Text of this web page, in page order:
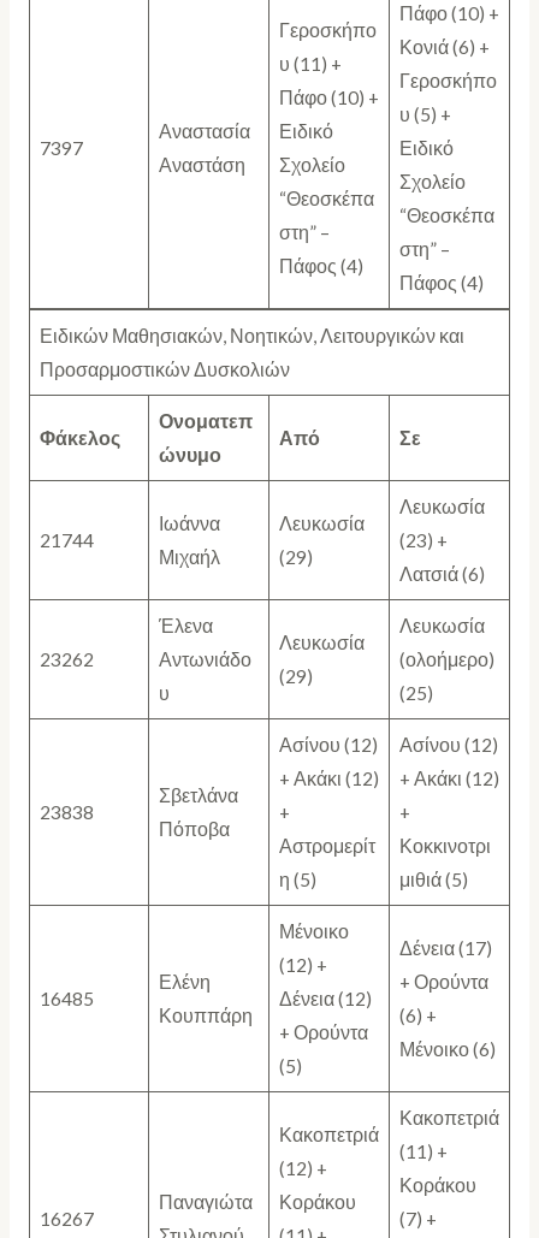
7397
Αναστασία
Αναστάση
Γεροσκήπο
υ (11) +
Πάφο (10) +
Ειδικό
Σχολείο
“Θεοσκέπα
στη” –
Πάφος (4)
Πάφο (10) +
Κονιά (6) +
Γεροσκήπο
υ (5) +
Ειδικό
Σχολείο
“Θεοσκέπα
στη” –
Πάφος (4)
Ειδικών Μαθησιακών, Νοητικών, Λειτουργικών και
Προσαρμοστικών Δυσκολιών
Φάκελος
Ονοματεπ
ώνυμο
Από Σε
21744
Ιωάννα
Μιχαήλ
Λευκωσία
(29)
Λευκωσία
(23) +
Λατσιά (6)
23262
Έλενα
Αντωνιάδο
υ
Λευκωσία
(29)
Λευκωσία
(ολοήμερο)
(25)
23838
Σβετλάνα
Πόποβα
Ασίνου (12)
+ Ακάκι (12)
+
Αστρομερίτ
η (5)
Ασίνου (12)
+ Ακάκι (12)
+
Κοκκινοτρι
μιθιά (5)
16485
Ελένη
Κουππάρη
Μένοικο
(12) +
Δένεια (12)
+ Ορούντα
(5)
Δένεια (17)
+ Ορούντα
(6) +
Μένοικο (6)
16267
Παναγιώτα
Κακοπετριά
(12) +
Κοράκου
Κακοπετριά
(11) +
Κοράκου
(7) +